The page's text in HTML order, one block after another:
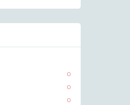
0
0
0